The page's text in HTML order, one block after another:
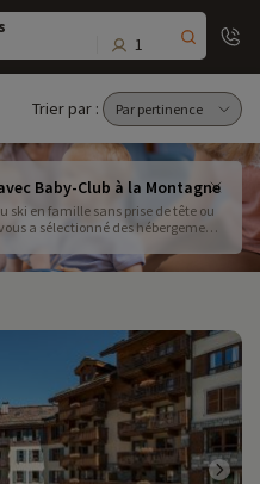
1
Trier par :
Baby-Club à la Montagne
ski en famille sans prise de tête ou
a sélectionné des hébergements
: vos petits bouts
la petite enfance, et vous pouvez
selon vos envies !